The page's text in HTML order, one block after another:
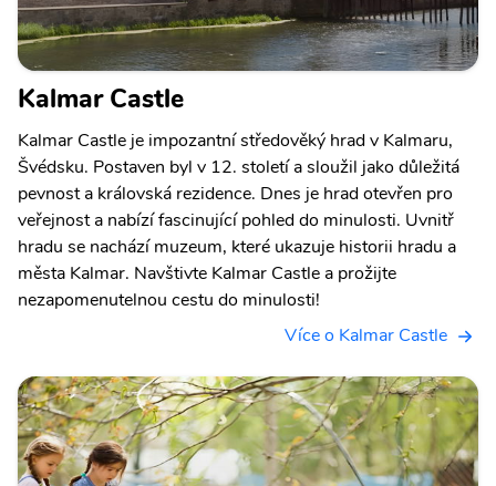
Kalmar Castle
Kalmar Castle je impozantní středověký hrad v Kalmaru,
Švédsku. Postaven byl v 12. století a sloužil jako důležitá
pevnost a královská rezidence. Dnes je hrad otevřen pro
veřejnost a nabízí fascinující pohled do minulosti. Uvnitř
hradu se nachází muzeum, které ukazuje historii hradu a
města Kalmar. Navštivte Kalmar Castle a prožijte
nezapomenutelnou cestu do minulosti!
Více o Kalmar Castle